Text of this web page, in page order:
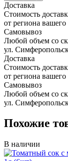
Доставка
Стоимость
от региона
Самовывоз
Любой объем со
ул.
Доставка
Стоимость
от региона
Самовывоз
Любой объем со
ул.
Похожие
В наличии